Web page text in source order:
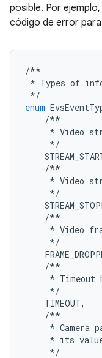
posible. Por
código de error
/**
* Types of
*/
enum
/**
* Video
*/
/**
* Video
*/
/**
* Video
*/
/**
* Timeout
*/
TIMEOUT,
/**
* Camera
* its
*/